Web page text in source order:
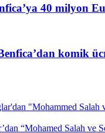
40 milyon
komik
“Mohamed Salah ve